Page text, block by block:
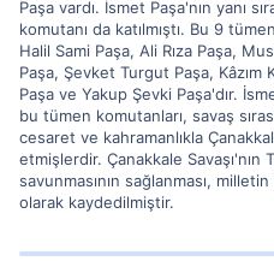
Paşa vardı. İsmet Paşa'nın yanı
komutanı da katılmıştı. Bu 9
Halil Sami Paşa, Ali Rıza Paşa,
Paşa, Şevket Turgut Paşa, Kâzım
Paşa ve Yakup Şevki Paşa'dır.
bu tümen komutanları, savaş
cesaret ve kahramanlıkla
etmişlerdir. Çanakkale Savaşı'nın
savunmasının sağlanması,
olarak kaydedilmiştir.